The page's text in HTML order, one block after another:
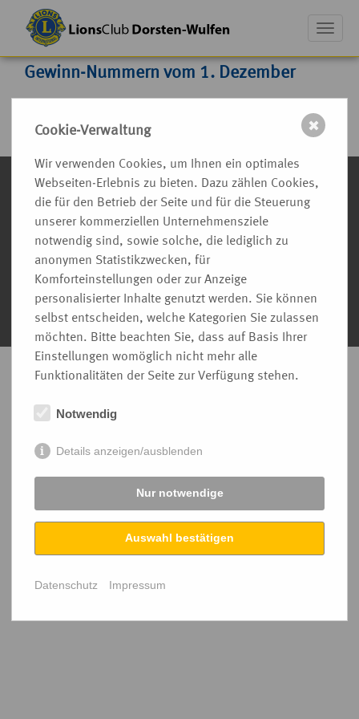
Toggle
Gewinn-Nummern vom 1. Dezember
LionsClub Dorsten-Wulfen
eMail info@lions-dorsten-wulfen.de
IMPRESSUM
KONTAKT
INSTAGRAM
FACEBOOK
MITGLIEDER-LOGIN
DATENSCHUTZ
Cookie-Verwaltung
Wir verwenden Cookies, um Ihnen ein optimales
Webseiten-Erlebnis zu bieten. Dazu zählen Cookies,
die für den Betrieb der Seite und für die Steuerung
unserer kommerziellen Unternehmensziele
notwendig sind, sowie solche, die lediglich zu
anonymen Statistikzwecken, für
Komforteinstellungen oder zur Anzeige
personalisierter Inhalte genutzt werden. Sie können
selbst entscheiden, welche Kategorien Sie zulassen
möchten. Bitte beachten Sie, dass auf Basis Ihrer
Einstellungen womöglich nicht mehr alle
Funktionalitäten der Seite zur Verfügung stehen.
Notwendig
Details anzeigen/ausblenden
Nur notwendige
Auswahl bestätigen
Datenschutz Impressum
✖